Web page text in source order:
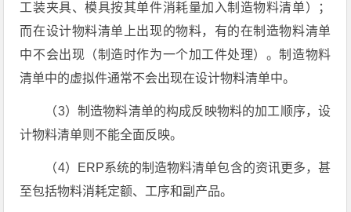
工装夹具、模具按其单件消耗量加入制造物料清单）；
而在设计物料清单上出现的物料，有的在制造物料清单
中不会出现（制造时作为一个加工件处理）。制造物料
清单中的虚拟件通常不会出现在设计物料清单中。
（3）制造物料清单的构成反映物料的加工顺序，设
计物料清单则不能全面反映。
（4）ERP系统的制造物料清单包含的资讯更多，甚
至包括物料消耗定额、工序和副产品。